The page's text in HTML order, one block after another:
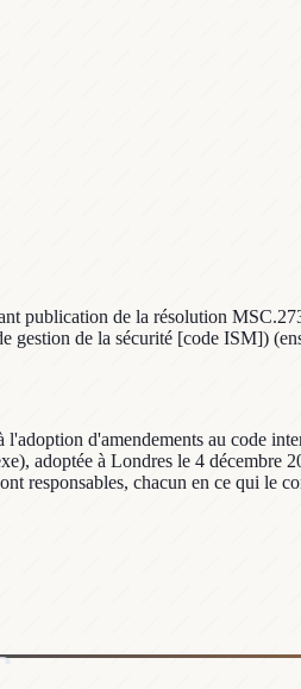
publication de la résolution
gestion de la sécurité [code ISM])
d'amendements au code
adoptée à Londres le 4
responsables, chacun en ce qui